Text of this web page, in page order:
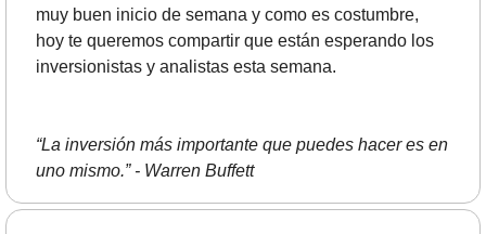
muy buen inicio de semana y como es costumbre,
hoy te queremos compartir que están esperando los
inversionistas y analistas esta semana.
“La inversión más importante que puedes hacer es en
uno mismo.” - Warren Buffett